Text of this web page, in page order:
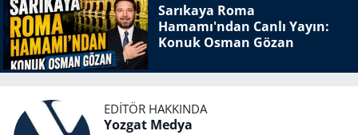
Sarıkaya Roma
Hamamı'ndan Canlı Yayın:
Konuk Osman Gözan
EDITÖR HAKKINDA
Yozgat Medya